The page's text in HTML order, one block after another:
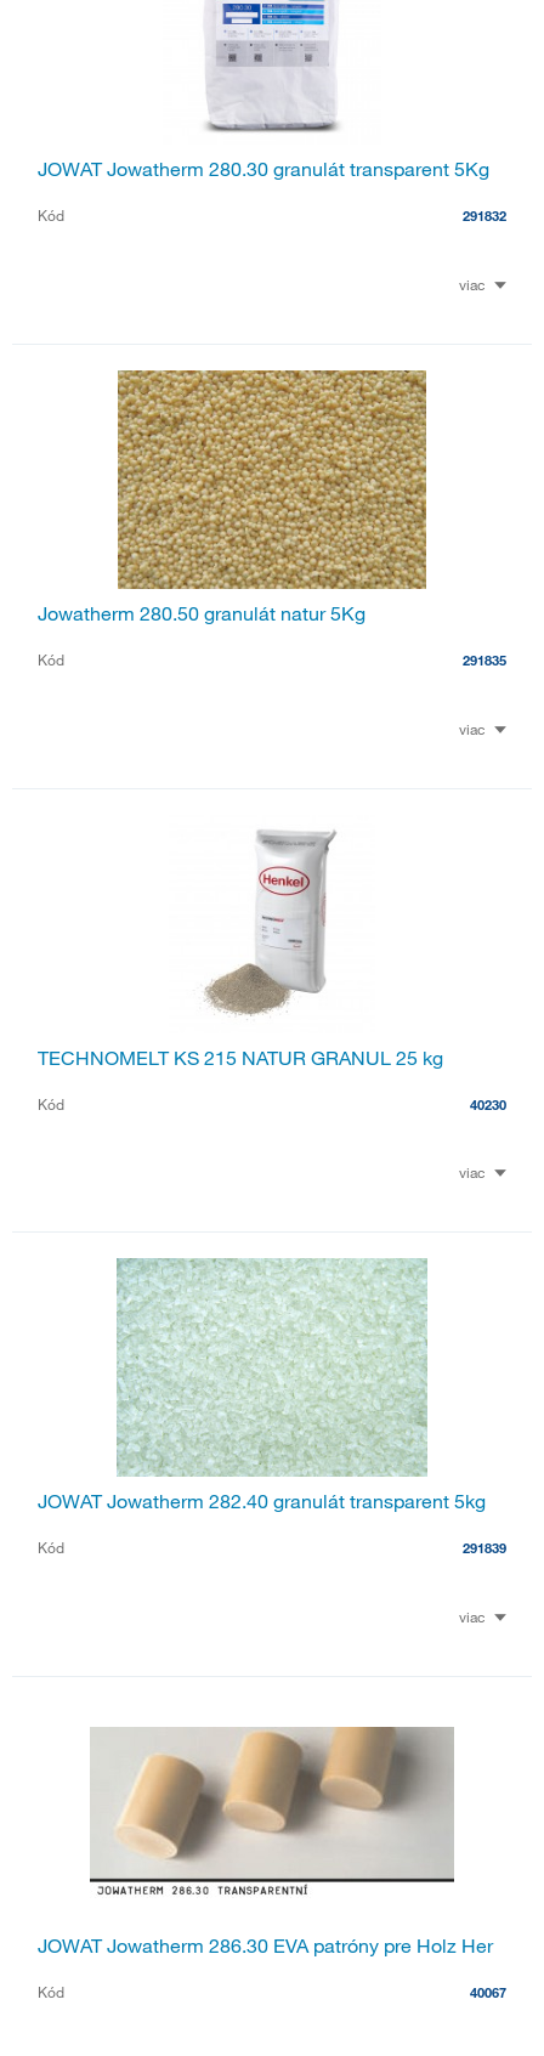
JOWAT Jowatherm 280.30 granulát transparent 5Kg
Kód 291832
viac
Jowatherm 280.50 granulát natur 5Kg
Kód 291835
viac
TECHNOMELT KS 215 NATUR GRANUL 25 kg
Kód 40230
viac
JOWAT Jowatherm 282.40 granulát transparent 5kg
Kód 291839
viac
JOWAT Jowatherm 286.30 EVA patróny pre Holz Her
Kód 40067